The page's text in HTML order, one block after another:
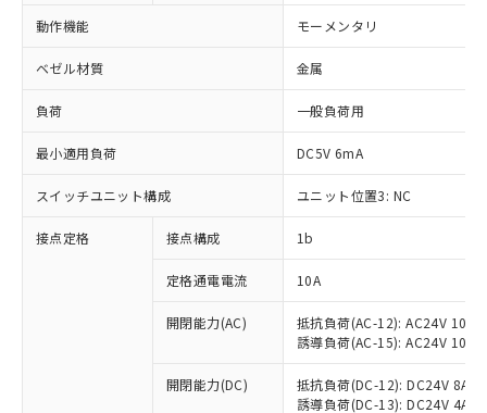
動作機能 モーメンタリ
ベゼル材質 金属
負荷 一般負荷用
最小適用負荷 DC5V 6mA
スイッチユニット構成 ユニット位置3: NC
接点定格 接点構成 1b
定格通電電流 10A
開閉能力(AC)
抵抗負荷(AC-12): AC24V 10A/
誘導負荷(AC-15): AC24V
開閉能力(DC)
抵抗負荷(DC-12): DC24V 8A/
誘導負荷(DC-13): DC24V 4A/
ご利用条件
対応済み：EU RoHS指令（10物質）の
非含有に対応した製品が提供可能な商品で
対応予定：EU RoHS指令（10物質）の非含
有に対応した製品に切り替える予定のある